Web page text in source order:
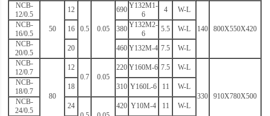
NCB-
12/0.5
50
12
0.5 0.05
690 Y132M1-
6
4 W-L
140 800X550X420
NCB-
16/0.5
16 380 Y132M2-
6
5.5
W-L
NCB-
20/0.5
20 460 Y132M-4 7.5
W-L
NCB-
12/0.7
80
12
0.7
0.05
220 Y160M-6 7.5 W-L
330 910X780X500
NCB-
18/0.7
18 310 Y160L-6 11
W-L
NCB-
24/0.5
24
420 Y10M-4 11
W-L